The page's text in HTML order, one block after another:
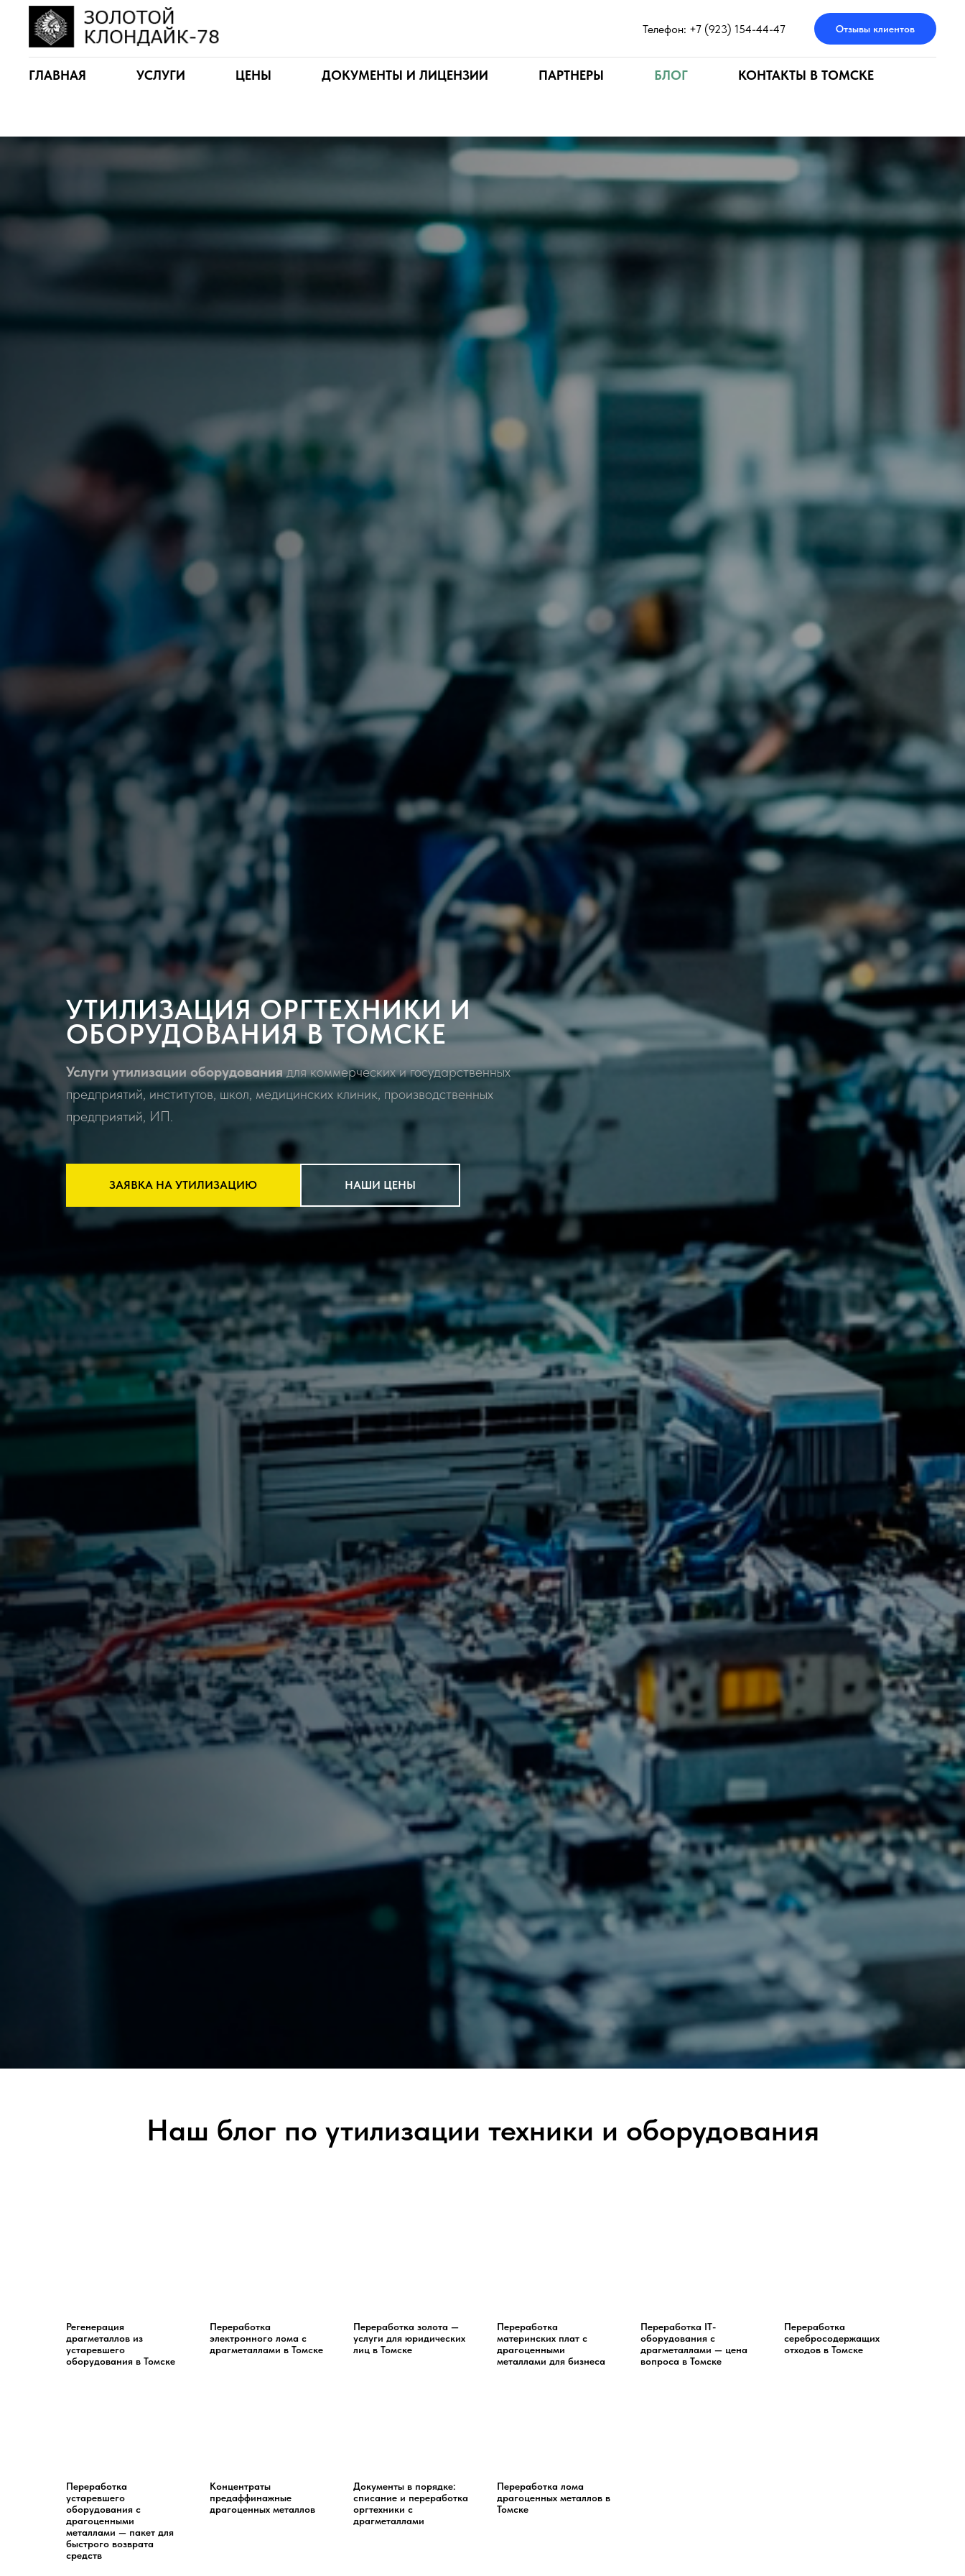
Телефон: +7 (923) 154-44-47 Отзывы клиентов
ГЛАВНАЯ УСЛУГИ ЦЕНЫ ДОКУМЕНТЫ И ЛИЦЕНЗИИ ПАРТНЕРЫ БЛОГ КОНТАКТЫ В ТОМСКЕ
УТИЛИЗАЦИЯ ОРГТЕХНИКИ И
ОБОРУДОВАНИЯ В ТОМСКЕ
Услуги утилизации оборудованиядля коммерческих и государственных
предприятий, институтов, школ, медицинских клиник, производственных
предприятий, ИП.
ЗАЯВКА НА УТИЛИЗАЦИЮ НАШИ ЦЕНЫ
Наш блог по утилизации техники и оборудования
Регенерация
драгметаллов из
устаревшего
оборудования в Томске
Переработка
электронного лома с
драгметаллами в Томске
Переработка золота —
услуги для юридических
лиц в Томске
Переработка
материнских плат с
драгоценными
металлами для бизнеса
Переработка IT-
оборудования с
драгметаллами — цена
вопроса в Томске
Переработка
серебросодержащих
отходов в Томске
Переработка
устаревшего
оборудования с
драгоценными
металлами — пакет для
быстрого возврата
средств
Концентраты
предаффинажные
драгоценных металлов
Документы в порядке:
списание и переработка
оргтехники с
драгметаллами
Переработка лома
драгоценных металлов в
Томске